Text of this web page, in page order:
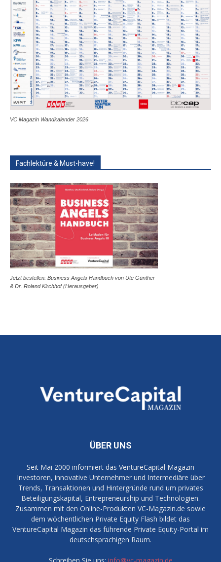
VC Magazin Wandkalender 2026
Fachlektüre & Must-have!
Jetzt bestellen: Business Angels Handbuch von Ute Günther
& Dr. Roland Kirchhof (Herausgeber)
ÜBER UNS
Seit Mai 2000 informiert das VentureCapital Magazin
Investoren, innovative Unternehmer und Intermediäre über
Trends, Transaktionen und Hintergründe rund um privates
Beteiligungskapital, Entrepreneurship und Technologien.
Zusammen mit den Online-Produkten VC-Magazin.de sowie
dem wöchentlichen Private Equity Flash bildet das
VentureCapital Magazin das führende Private Equity-Portal im
deutschsprachigen Raum.